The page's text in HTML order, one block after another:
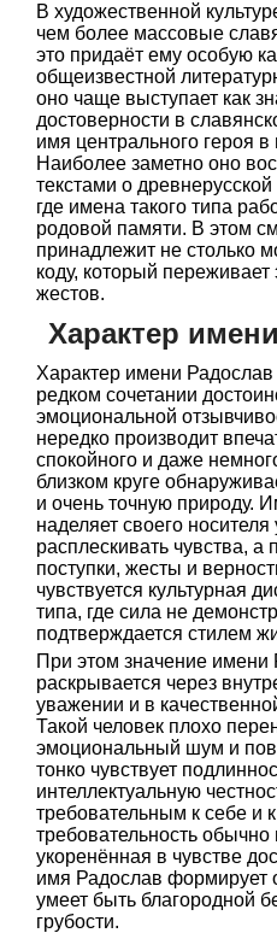
В художественной
чем более массовые
это придаёт ему особую
общеизвестной
оно чаще выступает как
достоверности в
имя центрального героя
Наиболее заметно оно
текстами о
где имена такого типа
родовой памяти. В этом
принадлежит не столько
коду, который переживает
жестов.
Характер
Характер имени
редком сочетании
эмоциональной
нередко производит
спокойного и даже
близком круге
и очень точную природу.
наделяет своего
расплескивать чувства, а
поступки, жесты и
чувствуется культурная
типа, где сила не
подтверждается стилем
При этом значение имени
раскрывается через
уважении и в
Такой человек плохо
эмоциональный шум и
тонко чувствует
интеллектуальную
требовательным к себе и
требовательность обычно
укоренённая в чувстве
имя Радослав формирует
умеет быть благородной
грубости.